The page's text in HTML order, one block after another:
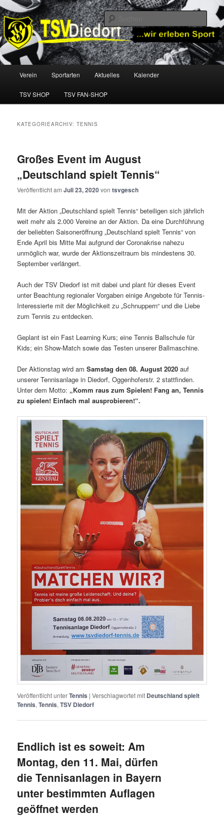
Zum
primären
Inhalt
springen
Zum
sekundären
Inhalt
springenTSV Diedorf
TSV Diedorf e.V.
Verein Sportarten Aktuelles Kalender
TSV SHOP TSV FAN-SHOP
KATEGORIEARCHIV:TENNIS
Großes Event im August
„Deutschland spielt Tennis“
Veröffentlicht amJuli 23, 2020vontsvgesch
Mit der Aktion „Deutschland spielt Tennis“ beteiligen sich jährlich
weit mehr als 2.000 Vereine an der Aktion. Da eine Durchführung
der beliebten Saisoneröffnung „Deutschland spielt Tennis“ von
Ende April bis Mitte Mai aufgrund der Coronakrise nahezu
unmöglich war, wurde der Aktionszeitraum bis mindestens 30.
September verlängert.
Auch der TSV Diedorf ist mit dabei und plant für dieses Event
unter Beachtung regionaler Vorgaben einige Angebote für Tennis-
Interessierte mit der Möglichkeit zu „Schnuppern“ und die Liebe
zum Tennis zu entdecken.
Geplant ist ein Fast Learning Kurs; eine Tennis Ballschule für
Kids; ein Show-Match sowie das Testen unserer Ballmaschine.
Der Aktionstag wird amSamstag den 08. August 2020 auf
unserer Tennisanlage in Diedorf, Oggenhoferstr. 2 stattfinden.
Unter dem Motto: „Komm raus zum Spielen! Fang an, Tennis
zu spielen! Einfach mal ausprobieren!“.
Veröffentlicht unterTennis |Verschlagwortet mit Deutschland spielt
Tennis,Tennis,TSV Diedorf
Endlich ist es soweit: Am
Montag, den 11. Mai, dürfen
die Tennisanlagen in Bayern
unter bestimmten Auflagen
geöffnet werden